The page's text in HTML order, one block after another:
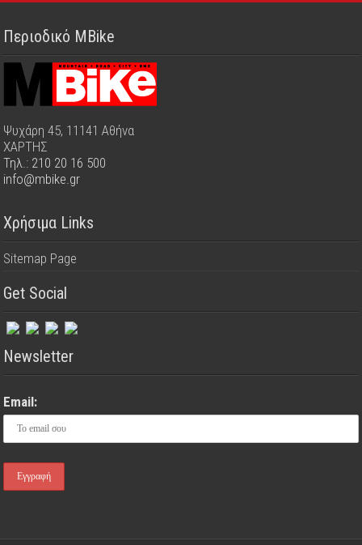
Περιοδικό MBike
Ψυχάρη 45, 11141 Αθήνα
ΧΑΡΤΗΣ
Τηλ.: 210 20 16 500
info@mbike.gr
Χρήσιμα Links
Sitemap Page
Get Social
Newsletter
Email: